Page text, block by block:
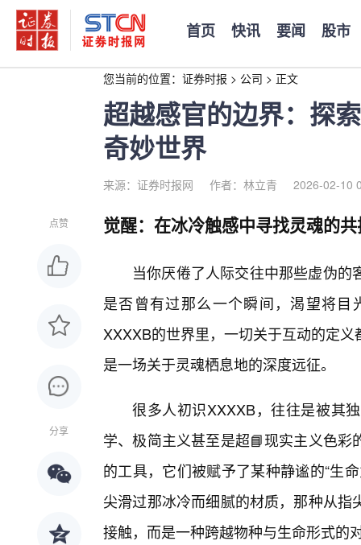
首页 快讯 要闻 股市
您当前的位置： 证券时报 > 公司 > 正文
超越感官的边界：探
奇妙世界
来源：证券时报网 作者：林立青 2026-02-10
点赞
分享
觉醒：在冰冷触感中寻找灵魂的
当你厌倦了人际交往中那些虚伪
是否曾有过那么一个瞬间，渴望将目
XXXXB的世界里，一切关于互动的定
是一场关于灵魂栖息地的深度远征。
很多人初识XXXXB，往往是被其
学、极简主义甚至是超📘现实主义色
的工具，它们被赋予了某种静谧的“生
尖滑过那冰冷而细腻的材质，那种从
接触，而是一种跨越物种与生命形式的